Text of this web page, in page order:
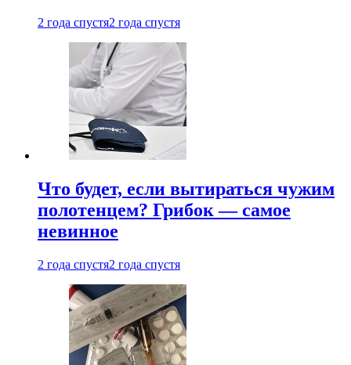
2 года спустя2 года спустя
Что будет, если вытираться чужим
полотенцем? Грибок — самое
невинное
2 года спустя2 года спустя